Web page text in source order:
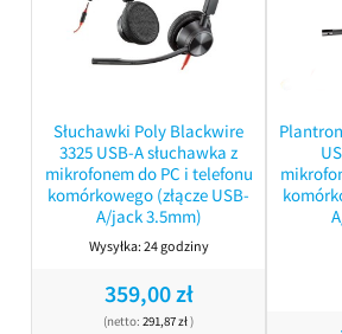
Słuchawki Poly Blackwire
3325 USB-A słuchawka z
mikrofonem do PC i telefonu
komórkowego (złącze USB-
A/jack 3.5mm)
Wysyłka:24 godziny
359,00 zł
(netto: 291,87 zł)